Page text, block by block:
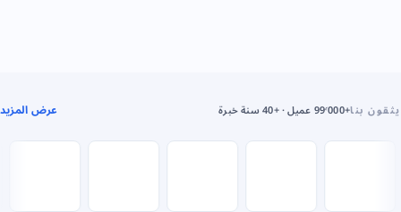
يثقون بنا+99٬000 عميل · +40 سنة خبرة عرض المزيد